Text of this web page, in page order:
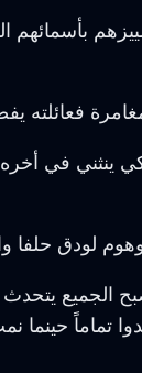
ينثني في
لودق حلفا
الجميع
تماماً حينما